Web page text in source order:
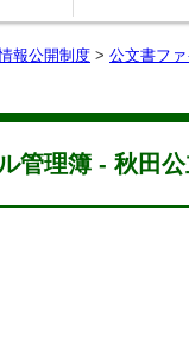
報公開制度 > 公文書フ
管理簿 - 秋田